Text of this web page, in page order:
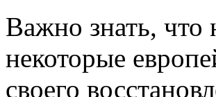
Важно знать,
некоторые
своего